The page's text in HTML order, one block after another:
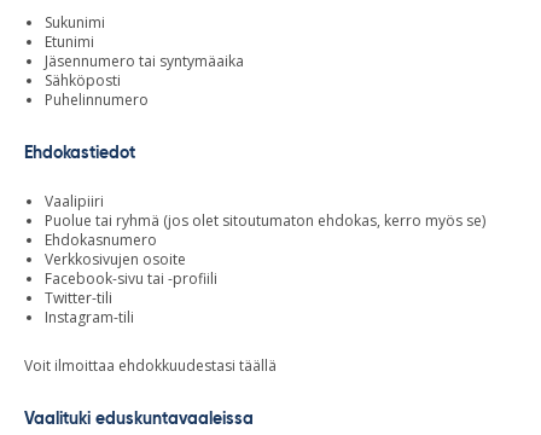
Sukunimi
Etunimi
Jäsennumero tai syntymäaika
Sähköposti
Puhelinnumero
Ehdokastiedot
Vaalipiiri
Puolue tai ryhmä (jos olet sitoutumaton ehdokas, kerro myös se)
Ehdokasnumero
Verkkosivujen osoite
Facebook-sivu tai -profiili
Twitter-tili
Instagram-tili
Voit ilmoittaa ehdokkuudestasi täällä
Vaalituki eduskuntavaaleissa